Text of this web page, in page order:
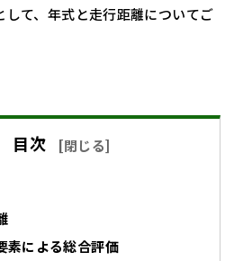
して、年式と走行距離についてご
目次 [閉じる]
素による総合評価